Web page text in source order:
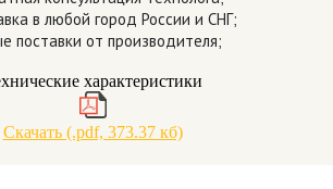
в любой город России и СНГ;
поставки от производителя;
характеристики
Скачать (.pdf, 373.37 кб)